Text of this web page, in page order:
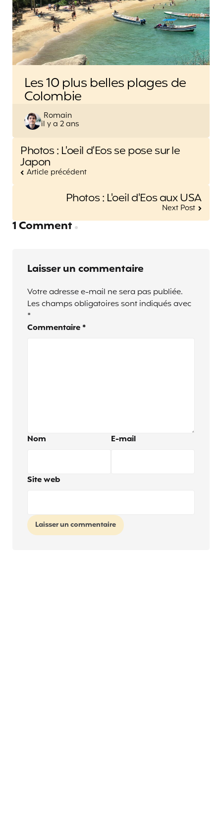
Les 10 plus belles plages de
Colombie
Posted
by
Romain
il y a 2 ans
Post
navigation
Photos : L'oeil d'Eos se pose sur le
Japon
Article précédent
Photos : L'oeil d'Eos aux USA
Next Post
1 Comment
Laisser un commentaire
Votre adresse e-mail ne sera pas publiée.
Les champs obligatoires sont indiqués avec
*
Commentaire *
Nom E-mail
Site web